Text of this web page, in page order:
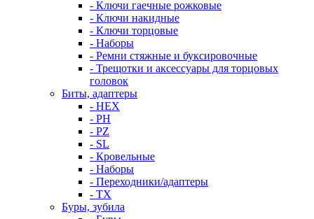
- Ключи гаечные рожковые
- Ключи накидные
- Ключи торцовые
- Наборы
- Ремни стяжные и буксировочные
- Трещотки и аксессуары для торцовых
головок
Биты, адаптеры
- HEX
- PH
- PZ
- SL
- Кровельные
- Наборы
- Переходники/адаптеры
- ТX
Буры, зубила